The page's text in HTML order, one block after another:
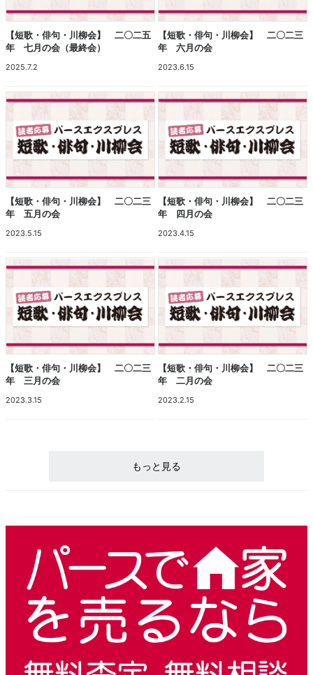
【短歌・俳句・川柳会】 二〇二五
年 七月の会（最終会）
2025.7.2
【短歌・俳句・川柳会】 二〇二三
年 六月の会
2023.6.15
【短歌・俳句・川柳会】 二〇二三
年 五月の会
2023.5.15
【短歌・俳句・川柳会】 二〇二三
年 四月の会
2023.4.15
【短歌・俳句・川柳会】 二〇二三
年 三月の会
2023.3.15
【短歌・俳句・川柳会】 二〇二三
年 二月の会
2023.2.15
もっと見る